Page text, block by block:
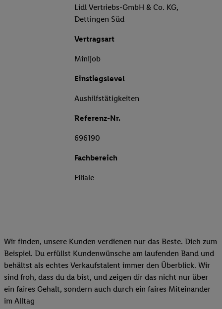
Lidl Vertriebs-GmbH & Co. KG,
Dettingen Süd
Vertragsart
Minijob
Einstiegslevel
Aushilfstätigkeiten
Referenz-Nr.
696190
Fachbereich
Filiale
Wir finden, unsere Kunden verdienen nur das Beste. Dich zum
Beispiel. Du erfüllst Kundenwünsche am laufenden Band und
behältst als echtes Verkaufstalent immer den Überblick. Wir
sind froh, dass du da bist, und zeigen dir das nicht nur über
ein faires Gehalt, sondern auch durch ein faires Miteinander
im Alltag